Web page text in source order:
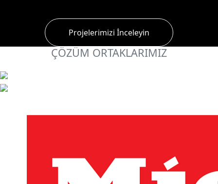
Projelerimizi İnceleyin
ÇÖZÜM ORTAKLARIMIZ